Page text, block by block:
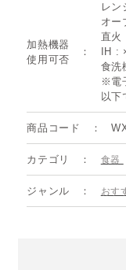
加熱機器
使用可否
レ
オー
直火
IH :
食洗
※電
以下
商品コード
カテゴリ 食器
ジャンル おす